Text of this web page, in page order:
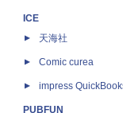
ICE
天海社
Comic curea
impress
PUBFUN